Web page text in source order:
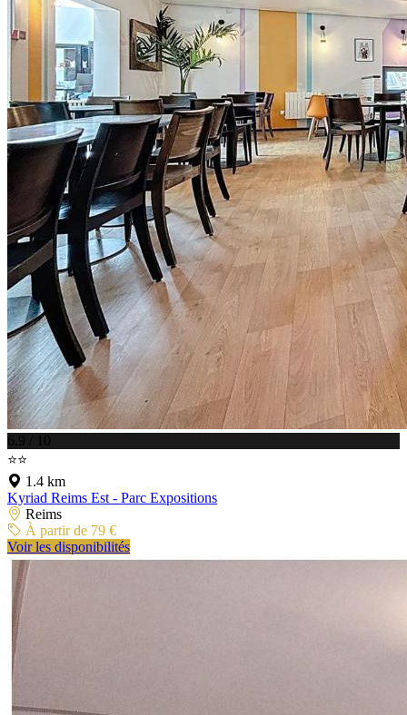
6.9 / 10
⭐⭐
1.4 km
Kyriad Reims Est - Parc Expositions
Reims
À partir de 79 €
Voir les disponibilités